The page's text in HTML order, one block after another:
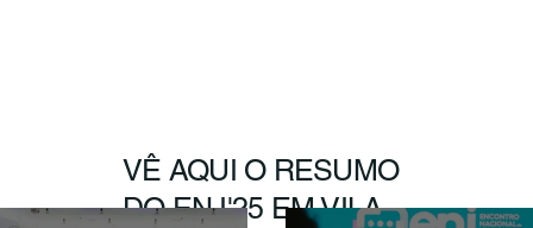
VÊ AQUI O RESUMO
DO ENJ'25 EM VILA